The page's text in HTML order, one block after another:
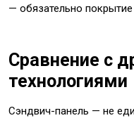
— обязательно
Сравнение с
технологиями
Сэндвич-панель — не